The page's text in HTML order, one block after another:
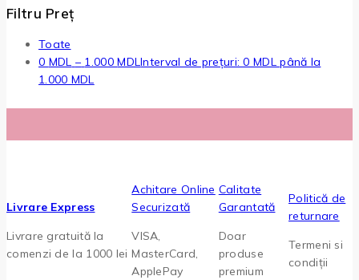
Filtru Preț
Toate
0 MDL – 1.000MDLInterval de prețuri: 0 MDL până la
1.000 MDL
Livrare Express
Livrare gratuită la
comenzi de la 1000 lei
Achitare Online
Securizată
VISA,
MasterCard,
ApplePay
Calitate
Garantată
Doar
produse
premium
Politică de
returnare
Termeni si
condiții